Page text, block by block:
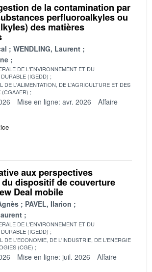
de la contamination par
perfluoroalkyles ou
des matières
WENDLING, Laurent
DE L'ENVIRONNEMENT ET DU
(IGEDD)
DE L'ALIMENTATION, DE L'AGRICULTURE ET DES
(CGAAER)
Mise en ligne: avr. 2026
Affaire
aux perspectives
du dispositif de couverture
Deal mobile
PAVEL, Ilarion
DE L'ENVIRONNEMENT ET DU
(IGEDD)
DE L'ECONOMIE, DE L'INDUSTRIE, DE L'ENERGIE
(CGE)
Mise en ligne: juil. 2026
Affaire